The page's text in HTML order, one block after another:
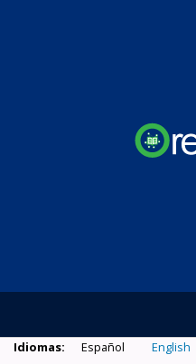
Idiomas: Español English